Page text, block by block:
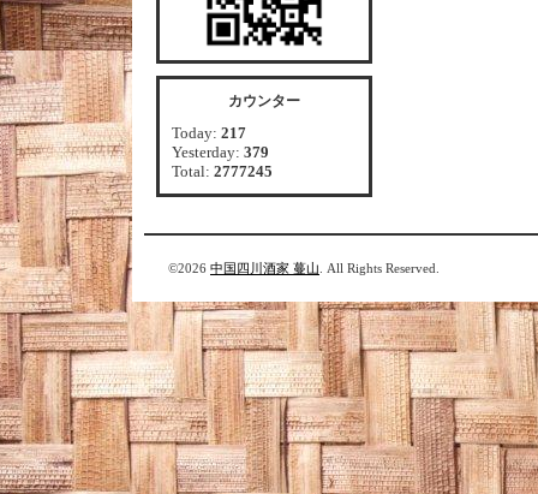
カウンター
Today: 217
Yesterday: 379
Total: 2777245
©2026 中国四川酒家 蔓山 . All Rights Reserved.